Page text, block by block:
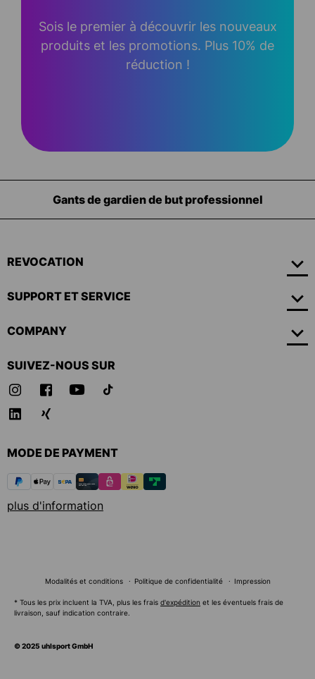
Sois le premier à découvrir les nouveaux
produits et les promotions. Plus 10% de
réduction !
Équipement pour les gardiens de but
REVOCATION
SUPPORT ET SERVICE
COMPANY
SUIVEZ-NOUS SUR
MODE DE PAYMENT
plus d'information
Modalités et conditions Politique de confidentialité Impression
© 2025 uhlsport GmbH
* Tous les prix incluent la TVA, plus les frais d'expédition et les éventuels frais de
livraison, sauf indication contraire.